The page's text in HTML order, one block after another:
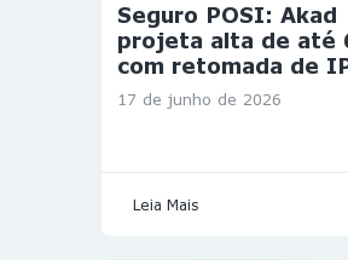
MULHERES
GESTORAS
HOMEST
Seguro POSI: Akad
projeta alta de até
com retomada de
17 de junho de 2026
Leia Mais